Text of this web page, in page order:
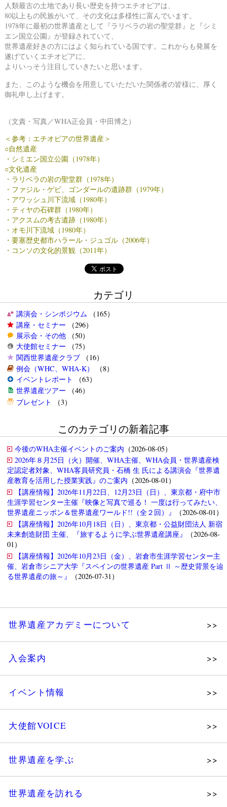
人類最古の土地であり長い歴史を持つエチオピアは、
80以上もの民族がいて、その文化は多様性に富んでいます。
1978年に最初の世界遺産として『ラリベラの岩の聖堂群』と『シミ
エン国立公園』が登録されていて、
世界遺産好きの方にはよく知られている国です。これからも発展を
遂げていくエチオピアに、
よりいっそう注目していきたいと思います。
また、このような機会を用意していただいた関係者の皆様に、厚く
御礼申し上げます。
（文責・写真／WHA正会員・中田博之）
＜参考：エチオピアの世界遺産＞
○自然遺産
・シミエン国立公園（1978年）
○文化遺産
・ラリベラの岩の聖堂群（1978年）
・ファジル・ゲビ、ゴンダールの遺跡群（1979年）
・アワッシュ川下流域（1980年）
・ティヤの石碑群（1980年）
・アクスムの考古遺跡（1980年）
・オモ川下流域（1980年）
・要塞歴史都市ハラール・ジュゴル（2006年）
・コンソの文化的景観（2011年）
カテゴリ
講演会・シンポジウム （165）
講座・セミナー （296）
展示会・その他（50）
大使館セミナー （75）
関西世界遺産クラブ（16）
例会（WHC、WHA-K）
（8）
イベントレポート
（63）
世界遺産ツアー （46）
プレゼント
（3）
このカテゴリの新着記事
今後のWHA主催イベントのご案内 （2026-08-05）
2026年８月25日（火）開催、WHA主催、WHA会員・世界遺産検
定認定者対象、WHA客員研究員・石橋 生 氏による講演会『世界遺
産教育を活用した授業実践』のご案内 （2026-08-01）
【講座情報】2026年11月22日、12月23日（日）、東京都・府中市
生涯学習センター主催『映像と写真で巡る！ 一度は行ってみたい、
世界遺産ニッポン＆世界遺産ワールド!!（全２回）』
（2026-08-01）
【講座情報】2026年10月18日（日）、東京都・公益財団法人 新宿
未来創造財団 主催、『旅するように学ぶ世界遺産講座』
（2026-08-
01）
【講座情報】2026年10月23日（金）、岩倉市生涯学習センター主
催、岩倉市シニア大学『スペインの世界遺産 Part Ⅱ ～歴史背景を辿
る世界遺産の旅～』
（2026-07-31）
世界遺産アカデミーについて
組織図・役員
法人会員・協賛団体／公認団体
入会案内
イベント情報
ツアー情報
大使館VOICE
世界遺産を学ぶ
世界遺産を訪れる